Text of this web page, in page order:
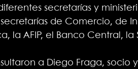
secretarías y
de Comercio, de
la AFIP, el Banco Central,
a Diego Fraga, socio